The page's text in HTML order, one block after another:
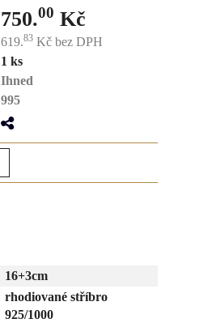
750.00 Kč
619.83Kčbez DPH
1 ks
Ihned
995
16+3cm
rhodiované stříbro
925/1000